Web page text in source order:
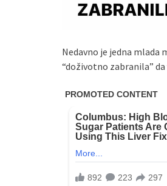
Nedavno je jedna mlada
“doživotno zabranila” da